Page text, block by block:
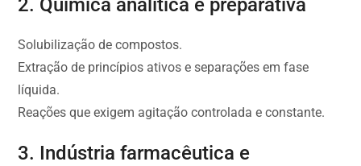
2. Química analítica e preparativa
Solubilização de compostos.
Extração de princípios ativos e separações em fase
líquida.
Reações que exigem agitação controlada e constante.
3. Indústria farmacêutica e